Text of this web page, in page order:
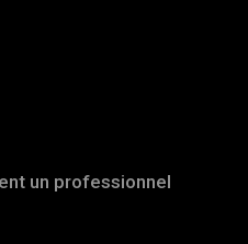
un professionnel